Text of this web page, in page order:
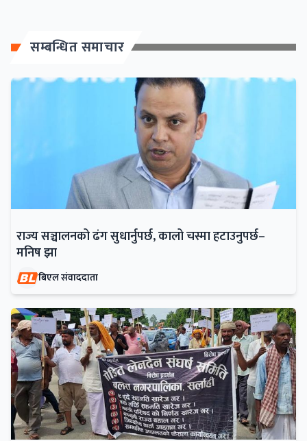
सम्बन्धित समाचार
राज्य सञ्चालनको ढंग सुधार्नुपर्छ, कालो चस्मा हटाउनुपर्छ–
मनिष झा
बिएल संवाददाता